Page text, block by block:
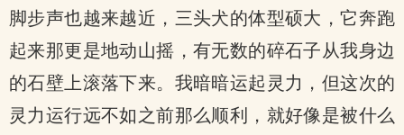
脚步声也越来越近，三头犬的体型硕大，它奔跑
起来那更是地动山摇，有无数的碎石子从我身边
的石壁上滚落下来。我暗暗运起灵力，但这次的
灵力运行远不如之前那么顺利，就好像是被什么